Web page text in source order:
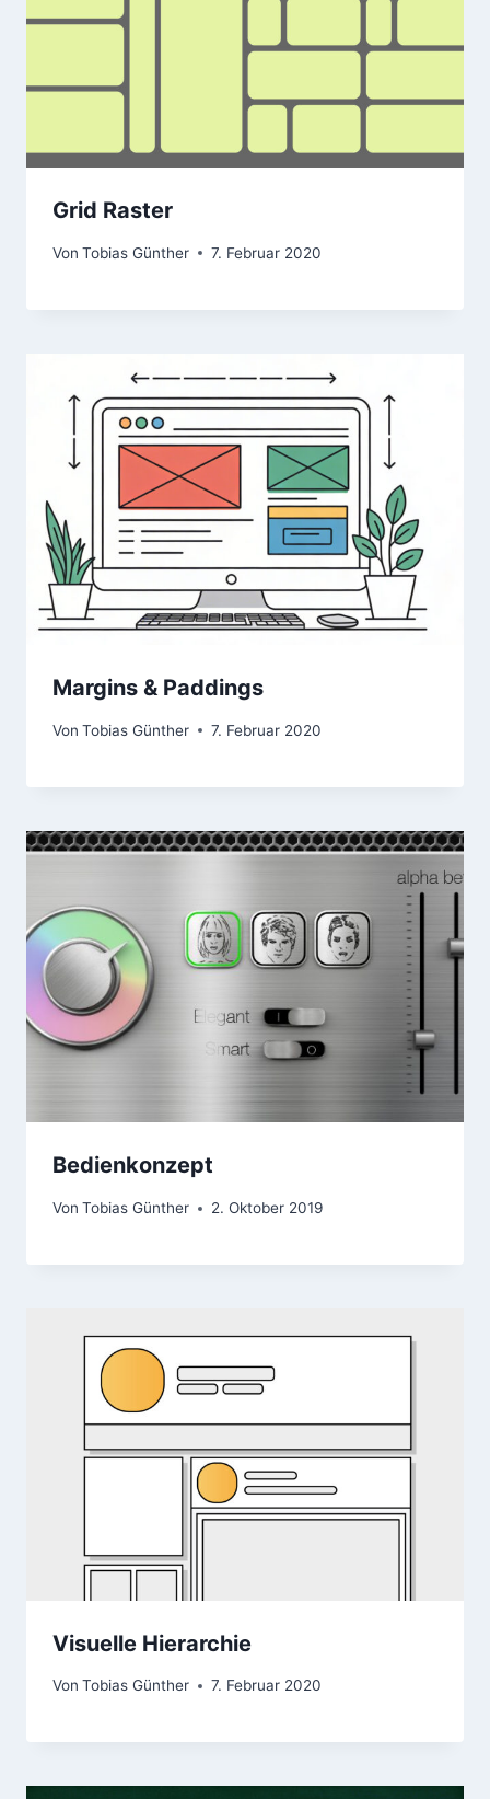
Grid Raster
Von Tobias Günther 7. Februar 2020
Margins & Paddings
Von Tobias Günther 7. Februar 2020
Bedienkonzept
Von Tobias Günther 2. Oktober 2019
Visuelle Hierarchie
Von Tobias Günther 7. Februar 2020